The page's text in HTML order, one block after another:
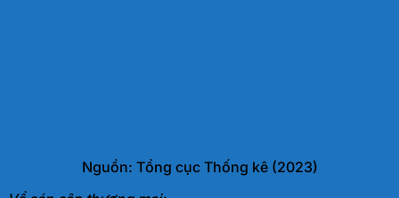
Nguồn: Tổng cục Thống kê (2023)